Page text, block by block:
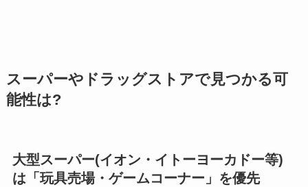
スーパーやドラッグストアで見つかる可
能性は?
大型スーパー(イオン・イトーヨーカドー等)
は「玩具売場・ゲームコーナー」を優先